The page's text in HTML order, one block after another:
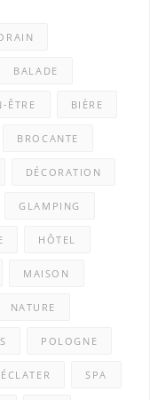
BALADE
ÊTRE BIÈRE
BROCANTE
DÉCORATION
GLAMPING
HÔTEL
MAISON
NATURE
POLOGNE
SPA